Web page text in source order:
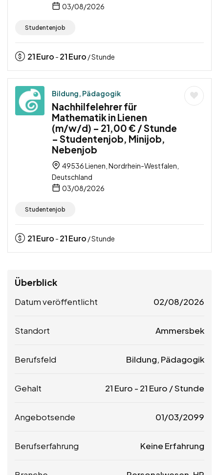
03/08/2026
Studentenjob
21Euro - 21Euro / Stunde
Bildung, Pädagogik
Nachhilfelehrer für
Mathematik in Lienen
(m/w/d) – 21,00 € / Stunde
– Studentenjob, Minijob,
Nebenjob
49536 Lienen, Nordrhein-Westfalen,
Deutschland
03/08/2026
Studentenjob
21Euro - 21Euro / Stunde
Überblick
Datum veröffentlicht 02/08/2026
Standort Ammersbek
Berufsfeld Bildung, Pädagogik
Gehalt 21 Euro - 21 Euro / Stunde
Angebotsende 01/03/2099
Berufserfahrung Keine Erfahrung